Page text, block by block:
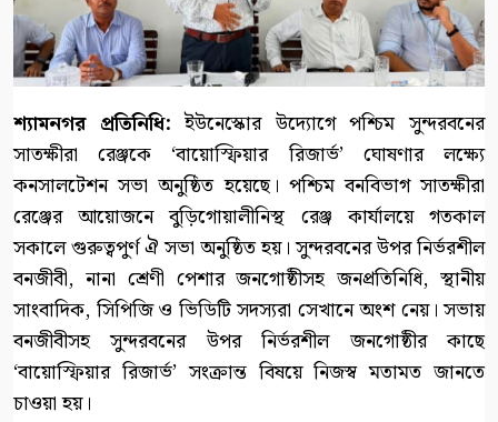
শ্যামনগর প্রতিনিধি: ইউনেস্কোর উদ্যোগে পশ্চিম সুন্দরবনের
সাতক্ষীরা রেঞ্জকে ‘বায়োস্ফিয়ার রিজার্ভ’ ঘোষণার লক্ষ্যে
কনসালটেশন সভা অনুষ্ঠিত হয়েছে। পশ্চিম বনবিভাগ সাতক্ষীরা
রেঞ্জের আয়োজনে বুড়িগোয়ালীনিস্থ রেঞ্জ কার্যালয়ে গতকাল
সকালে গুরুত্বপুর্ণ ঐ সভা অনুষ্ঠিত হয়। সুন্দরবনের উপর নির্ভরশীল
বনজীবী, নানা শ্রেণী পেশার জনগোষ্ঠীসহ জনপ্রতিনিধি, স্থানীয়
সাংবাদিক, সিপিজি ও ভিডিটি সদস্যরা সেখানে অংশ নেয়। সভায়
বনজীবীসহ সুন্দরবনের উপর নির্ভরশীল জনগোষ্ঠীর কাছে
‘বায়োস্ফিয়ার রিজার্ভ’ সংক্রান্ত বিষয়ে নিজস্ব মতামত জানতে
চাওয়া হয়।